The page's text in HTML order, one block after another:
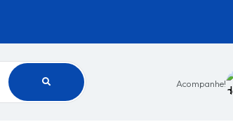
Acompanhe!